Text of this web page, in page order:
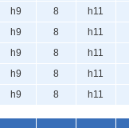
h9 8
h11
h9 8
h11
h9 8
h11
h9 8
h11
h9 8 h11